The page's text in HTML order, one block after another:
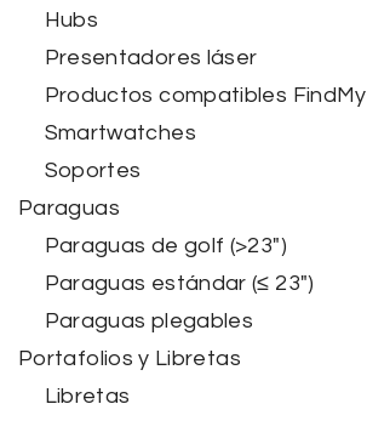
Hubs
Presentadores láser
Productos compatibles FindMy
Smartwatches
Soportes
Paraguas
Paraguas de golf (>23")
Paraguas estándar (≤ 23")
Paraguas plegables
Portafolios y Libretas
Libretas